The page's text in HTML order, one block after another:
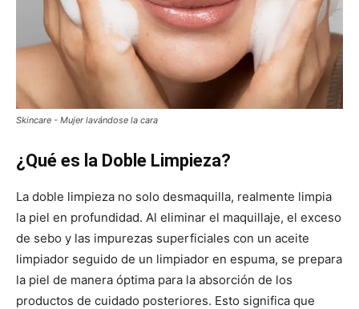
Skincare - Mujer lavándose la cara
¿Qué es la Doble Limpieza?
La doble limpieza no solo desmaquilla, realmente limpia
la piel en profundidad. Al eliminar el maquillaje, el exceso
de sebo y las impurezas superficiales con un aceite
limpiador seguido de un limpiador en espuma, se prepara
la piel de manera óptima para la absorción de los
productos de cuidado posteriores. Esto significa que